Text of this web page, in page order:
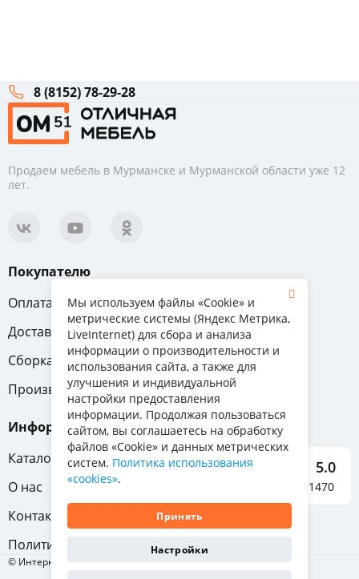
8 (8152) 78-29-28
Продаем мебель в Мурманске и Мурманской области уже 12
лет.
Покупателю
Оплата
Вопрос-ответ
Доставка
Обмен и возврат
Сборка
Гарантия
Производители
Информация
Каталог мебели
О нас
Контакты
Политика конфиденциальности
5.0
Отзывы о нас 1470
© Интернет-магазин «Отличная мебель», 2011-2026
Мы используем файлы «Cookie» и
метрические системы (Яндекс Метрика,
LiveInternet) для сбора и анализа
информации о производительности и
использования сайта, а также для
улучшения и индивидуальной
настройки предоставления
информации. Продолжая пользоваться
сайтом, вы соглашаетесь на обработку
файлов «Cookie» и данных метрических
систем. Политика использования
«cookies».
Принять
Настройки